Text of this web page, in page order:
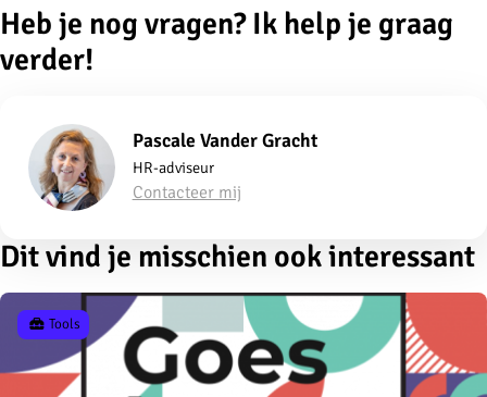
Heb je nog vragen? Ik help je graag
verder!
Pascale Vander Gracht
HR-adviseur
Contacteer mij
Dit vind je misschien ook interessant
Tools